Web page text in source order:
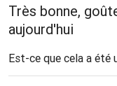
Très bonne,
aujourd'hui
Est-ce que cela a été